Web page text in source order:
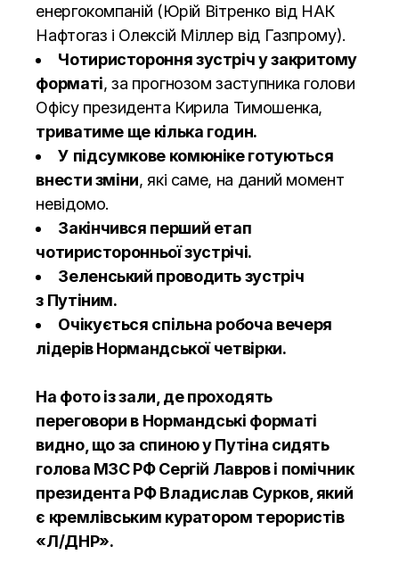
енергокомпаній (Юрій Вітренко від НАК
Нафтогаз і Олексій Міллер від Газпрому).
Чотиристороння зустріч у закритому
форматі, за прогнозом заступника голови
Офісу президента Кирила Тимошенка,
триватиме ще кілька годин.
У підсумкове комюніке готуються
внести зміни, які саме, на даний момент
невідомо.
Закінчився перший етап
чотиристоронньої зустрічі.
Зеленський проводить зустріч
з Путіним.
Очікується спільна робоча вечеря
лідерів Нормандської четвірки.
На фото із зали, де проходять
переговори в Нормандські форматі
видно, що за спиною у Путіна сидять
голова МЗС РФ Сергій Лавров і помічник
президента РФ Владислав Сурков, який
є кремлівським куратором терористів
«Л/ДНР».